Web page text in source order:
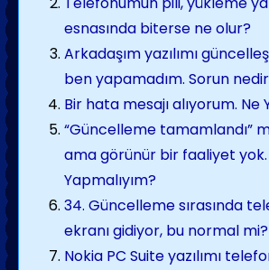
esnasında biterse ne olur?
Arkadaşım yazılımı
ben yapamadım. Sorun
Bir hata mesajı alıyorum. Ne
“Güncelleme tamamlandı”
ama görünür bir faaliyet yok.
Yapmalıyım?
34. Güncelleme sırasında
ekranı gidiyor, bu normal mi?
Nokia PC Suite yazılımı